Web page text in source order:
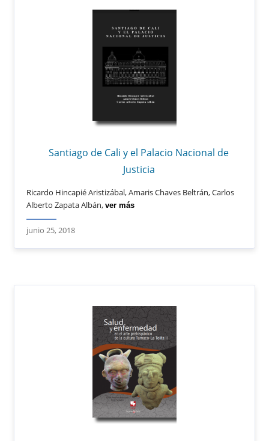
Santiago de Cali y el Palacio Nacional de
Justicia
Ricardo Hincapié Aristizábal, Amaris Chaves Beltrán, Carlos
Alberto Zapata Albán,ver más
junio 25, 2018